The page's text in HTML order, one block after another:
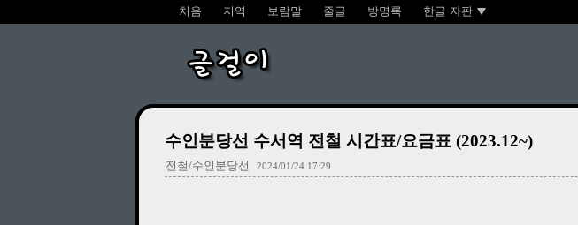
처음 지역 보람말 줄글 방명록 한글 자판
글걸이
수인분당선 수서역 전철 시간표/요금표 (2023.12~)
전철/수인분당선 2024/01/24 17:29